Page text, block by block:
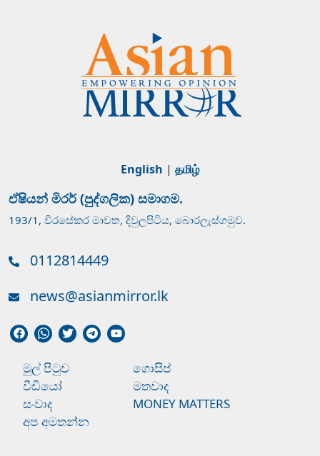
English | தமிழ்
ඒෂියන් මිරර් (පුද්ගලික) සමාගම.
193/1, වීරසේකර මාවත, දිවුලපිටිය, බොරලැස්ගමුව.
0112814449
news@asianmirror.lk
මුල් පිටුව
ගොසිප්
වීඩියෝ
මතවාද
සංවාද
MONEY MATTERS
අප අමතන්න